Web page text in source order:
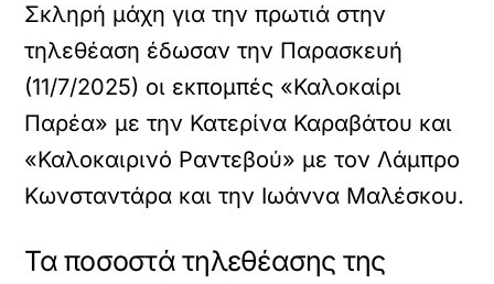
Σκληρή μάχη για την πρωτιά στην
τηλεθέαση έδωσαν την Παρασκευή
(11/7/2025) οι εκπομπές «Καλοκαίρι
Παρέα» με την Κατερίνα Καραβάτου και
«Καλοκαιρινό Ραντεβού» με τον Λάμπρο
Κωνσταντάρα και την Ιωάννα Μαλέσκου.
Τα ποσοστά τηλεθέασης της